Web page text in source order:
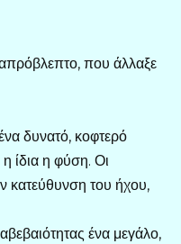
που άλλαξε
δυνατό, κοφτερό
ίδια η φύση. Οι
κατεύθυνση του ήχου,
ένα μεγάλο,